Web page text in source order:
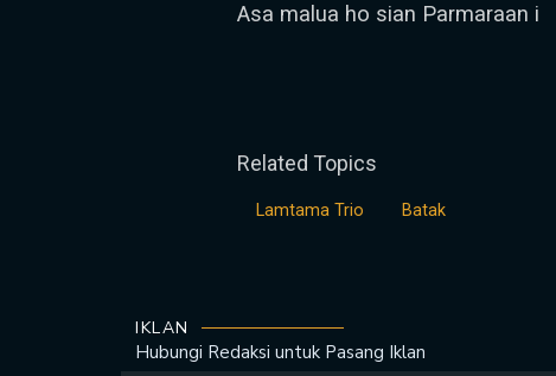
Asa malua ho sian Parmaraan i
Related Topics
Lamtama Trio Batak
IKLAN
Hubungi Redaksi untuk Pasang Iklan